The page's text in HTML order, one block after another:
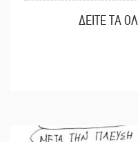
ΔΕΙΤΕ ΤΑ